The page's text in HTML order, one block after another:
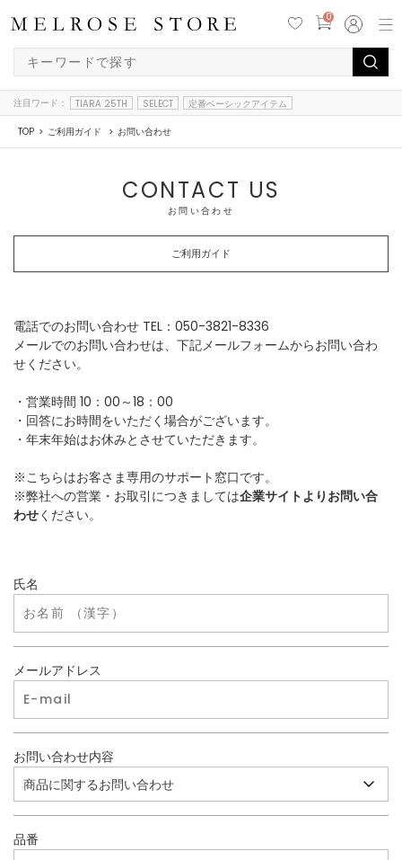
0
注目ワード： TIARA 25TH SELECT 定番ベーシックアイテム
TOP ご利用ガイド お問い合わせ
CONTACT US
お問い合わせ
ご利用ガイド
電話でのお問い合わせ TEL：050-3821-8336
メールでのお問い合わせは、下記メールフォームからお問い合わ
せください。
・営業時間 10：00～18：00
・回答にお時間をいただく場合がございます。
・年末年始はお休みとさせていただきます。
※こちらはお客さま専用のサポート窓口です。
※弊社への営業・お取引につきましては企業サイトよりお問い合
わせください。
氏名
メールアドレス
お問い合わせ内容
品番